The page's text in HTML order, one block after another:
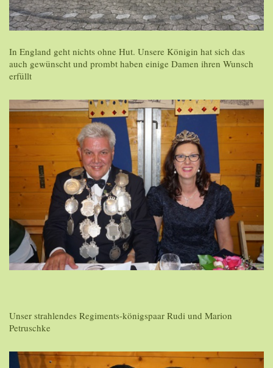
In England geht nichts ohne Hut. Unsere Königin hat sich das
auch gewünscht und prombt haben einige Damen ihren Wunsch
erfüllt
Unser strahlendes Regiments-königspaar Rudi und Marion
Petruschke